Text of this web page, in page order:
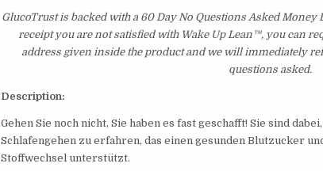
GlucoTrust is backed with a 60 Day No Questions Asked
receipt you are not satisfied with Wake Up Lean™, you can
address given inside the product and we will immediately
questions asked.
Description:
Gehen Sie noch nicht, Sie haben es fast geschafft! Sie sind
Schlafengehen zu erfahren, das einen gesunden Blutzucker
Stoffwechsel unterstützt.